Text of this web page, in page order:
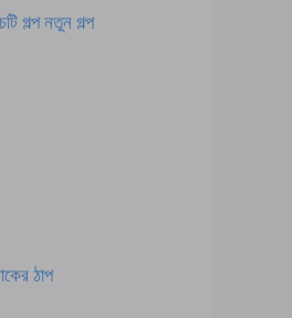
গল্প নতুন গল্প
ঠাপ